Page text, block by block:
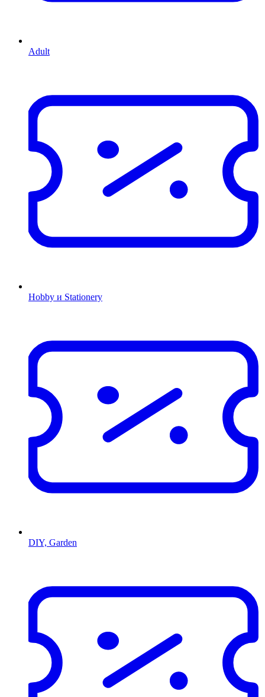
Adult
Hobby и Stationery
DIY, Garden